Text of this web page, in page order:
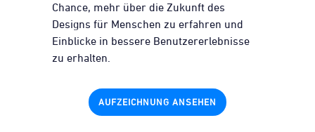
Chance, mehr über die Zukunft des
Designs für Menschen zu erfahren und
Einblicke in bessere Benutzererlebnisse
zu erhalten.
AUFZEICHNUNG ANSEHEN